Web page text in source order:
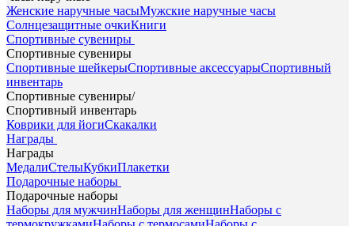
Женские наручные часыМужские наручные часы
Солнцезащитные очкиКниги
Спортивные сувениры
Спортивные сувениры
Спортивные шейкерыСпортивные аксессуарыСпортивный
инвентарь
Спортивные сувениры/
Спортивный инвентарь
Коврики для йогиСкакалки
Награды
Награды
МедалиСтелыКубкиПлакетки
Подарочные наборы
Подарочные наборы
Наборы для мужчинНаборы для женщинНаборы с